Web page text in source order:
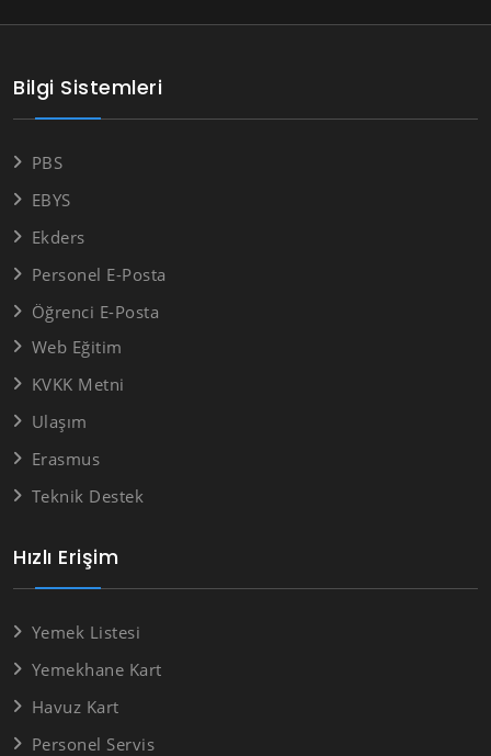
Hızlı Erişim
Yemek Listesi
Yemekhane Kart
Havuz Kart
Personel Servis
Bilgi Sistemleri
PBS
EBYS
Ekders
Personel E-Posta
Öğrenci E-Posta
Web Eğitim
KVKK Metni
Ulaşım
Erasmus
Teknik Destek